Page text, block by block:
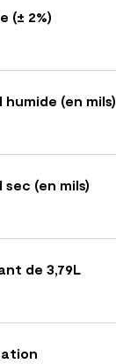
(± 2%)
(en mils)
(en mils)
de 3,79L